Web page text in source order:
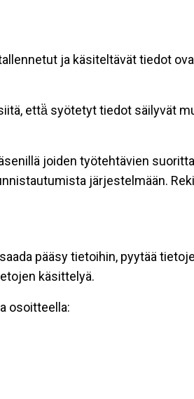
ja käsiteltävät tiedot
että̈ syötetyt tiedot säilyvät
joiden työtehtävien
järjestelmään.
pääsy tietoihin, pyytää
käsittelyä.
osoitteella: